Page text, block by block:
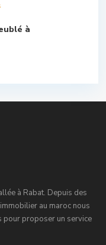
à
à Rabat. Depuis des
au maroc nous
pour proposer un service